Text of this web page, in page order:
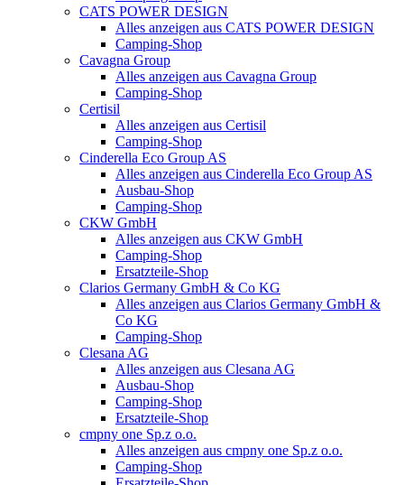
CATS POWER DESIGN
Alles anzeigen aus CATS POWER DESIGN
Camping-Shop
Cavagna Group
Alles anzeigen aus Cavagna Group
Camping-Shop
Certisil
Alles anzeigen aus Certisil
Camping-Shop
Cinderella Eco Group AS
Alles anzeigen aus Cinderella Eco Group AS
Ausbau-Shop
Camping-Shop
CKW GmbH
Alles anzeigen aus CKW GmbH
Camping-Shop
Ersatzteile-Shop
Clarios Germany GmbH & Co KG
Alles anzeigen aus Clarios Germany GmbH &
Co KG
Camping-Shop
Clesana AG
Alles anzeigen aus Clesana AG
Ausbau-Shop
Camping-Shop
Ersatzteile-Shop
cmpny one Sp.z o.o.
Alles anzeigen aus cmpny one Sp.z o.o.
Camping-Shop